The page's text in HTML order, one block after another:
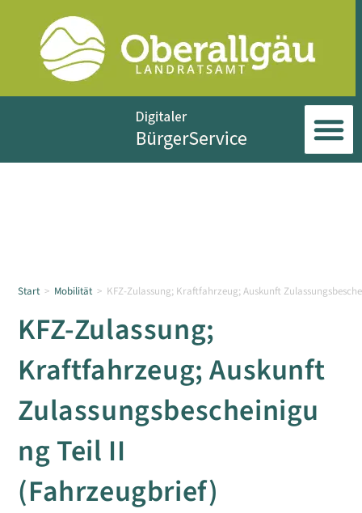
Start > Mobilität > KFZ-Zulassung; Kraftfahrzeug; Auskunft
KFZ-Zulassung;
Kraftfahrzeug; Auskunft
Zulassungsbescheinigu
ng Teil II
(Fahrzeugbrief)